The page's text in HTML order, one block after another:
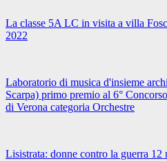
La classe 5A LC in visita a villa
2022
Laboratorio di musica d'insieme
Scarpa) primo premio al 6°
di Verona categoria Orchestre
Lisistrata: donne contro la guerra 12